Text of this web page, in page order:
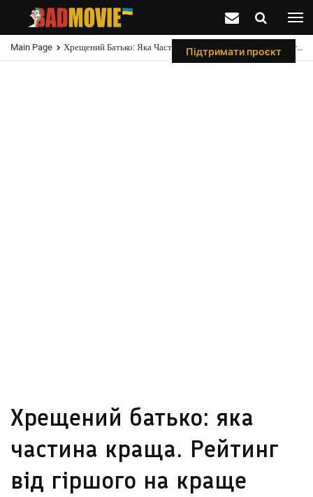
Підтримати проєкт
Main Page Хрещений Батько: Яка Частина Краща. Рейтинг Від Гіршого На Краще
Хрещений батько: яка
частина краща. Рейтинг
від гіршого на краще